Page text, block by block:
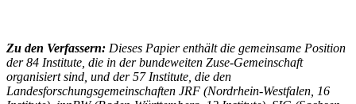
Zu den Verfassern: Dieses Papier enthält die gemeinsame Position
der 84 Institute, die in der bundeweiten Zuse-Gemeinschaft
organisiert sind, und der 57 Institute, die den
Landesforschungsgemeinschaften JRF (Nordrhein-Westfalen, 16